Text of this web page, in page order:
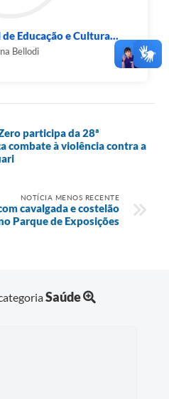
Educação e Cultura...
Bellodi
participa da 28ª
combate à violência contra a
NOTÍCIA MENOS RECENTE
cavalgada e costelão
Parque de Exposições
Saúde